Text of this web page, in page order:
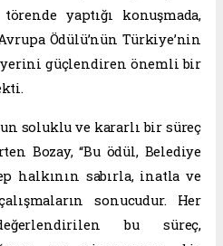
yaptığı konuşmada,
Ödülü’nün Türkiye’nin
güçlendiren önemli bir
soluklu ve kararlı bir süreç
Bozay, “Bu ödül, Belediye
halkının sabırla, inatla ve
sonucudur. Her
bu süreç,